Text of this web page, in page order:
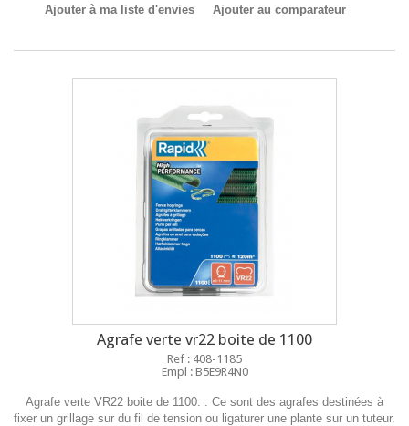
Ajouter à ma liste d'envies Ajouter au comparateur
Agrafe verte vr22 boite de 1100
Ref : 408-1185
Empl : B5E9R4N0
Agrafe verte VR22 boite de 1100. . Ce sont des agrafes destinées à
fixer un grillage sur du fil de tension ou ligaturer une plante sur un tuteur.